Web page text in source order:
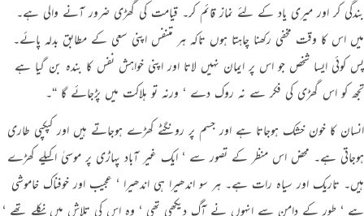
بندگی کر اور میری یاد کے لئے نماز قائم کر۔ قیامت کی گھڑی ضرور آنے والی ہے۔
میں اس کا وقت مخفی رکھنا چاہتا ہوں تاکہ ہر متنفس اپنی سعی کے مطابق بدلہ پائے۔
پس کوئی ایسا شخص جو اس پر ایمان نہیں لاتا اور اپنی خواہش نفس کا بندہ بن گیا ہے
تجھ کو اس گھڑی کی فکر سے نہ روک دے ‘ ورنہ تو ہلاکت میں پڑجائے گا “۔
انسان کا خون خشک ہوجاتا ہے اور جسم پر رونگٹے کھڑے ہوجاتے ہیں اور کپکپی طاری
ہوجاتی ہے۔ محض اس منظر کے تصور سے ‘ ایک غیر آباد پہاڑی پر موسیٰ اکیلے کھڑے
ہیں۔ تاریک اور سیاہ رات ہے۔ ہر سو اندھیرا ہی اندھیرا ‘ عجیب اور خوفناک خاموشی
ہے ‘ طور کے دامن سے انہوں نے آگ دیکھی تھی ‘ وہ اس کی تلاش میں نکلے تھے ‘